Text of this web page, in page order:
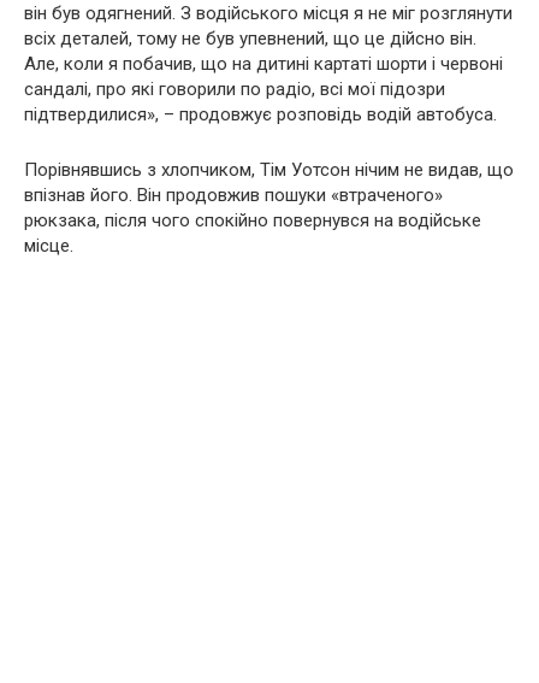
він був одягнений. З водійського місця я не міг розглянути
всіх деталей, тому не був упевнений, що це дійсно він.
Але, коли я побачив, що на дитині картаті шорти і червоні
сандалі, про які говорили по радіо, всі мої підозри
підтвердилися», – продовжує розповідь водій автобуса.
Порівнявшись з хлопчиком, Тім Уотсон нічим не видав, що
впізнав його. Він продовжив пошуки «втраченого»
рюкзака, після чого спокійно повернувся на водійське
місце.